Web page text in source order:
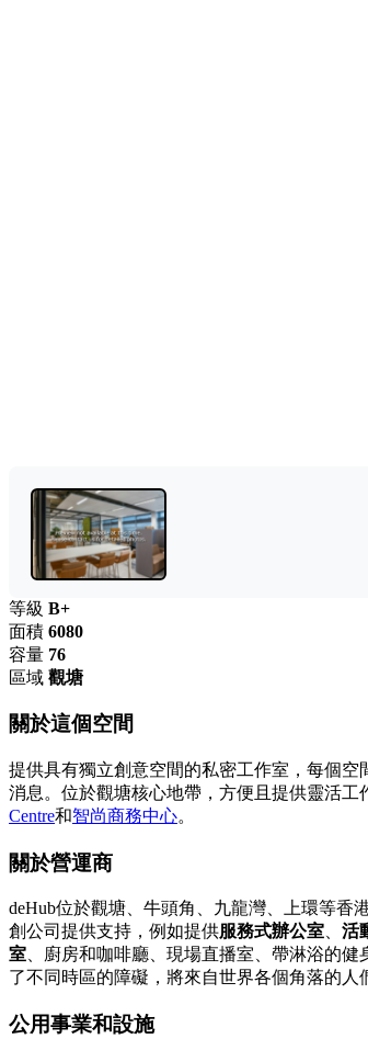
等級 B+
面積 6080
容量 76
區域 觀塘
關於這個空間
提供具有獨立創意空間的私密工作室，每個
消息。位於觀塘核心地帶，方便且提供靈活工
Centre和智尚商務中心。
關於營運商
deHub位於觀塘、牛頭角、九龍灣、上環等香
創公司提供支持，例如提供服務式辦公室、 活
室、廚房和咖啡廳、現場直播室、帶淋浴的
了不同時區的障礙，將來自世界各個角落的人
公用事業和設施